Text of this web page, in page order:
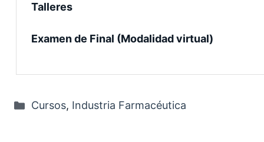
Talleres
Examen de Final (Modalidad virtual)
Categorías
Cursos, Industria Farmacéutica